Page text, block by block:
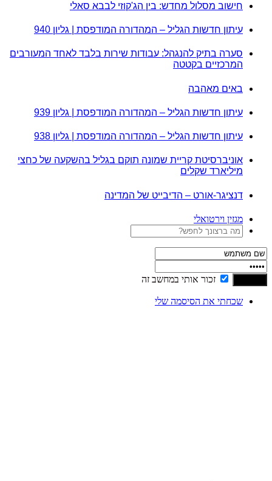
חישוב מסלול מחדש: בין הג'קוזי לבבא סאלי
עיתון חדשות הגליל – המהדורה המודפסת | גליון 940
סערה בתיק להנגהל: עבודות שירות בלבד לאחד המעורבים
המרכזיים בקטטה
באים מאהבה
עיתון חדשות הגליל – המהדורה המודפסת | גליון 939
עיתון חדשות הגליל – המהדורה המודפסת | גליון 938
אוניברסיטת קריית שמונה תוקם בגליל בהשקעה של כחצי
מיליארד שקלים
דנציגר-אורט – הדיבייט של המדינה
מגזין וירטואלי
זכור אותי במחשב זה
שכחתי את הסיסמה שלי